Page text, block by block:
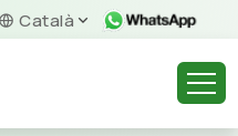
Català